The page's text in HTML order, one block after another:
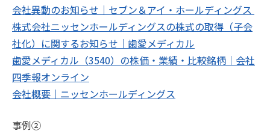
会社異動のお知らせ｜セブン＆アイ・ホールディングス
株式会社ニッセンホールディングスの株式の取得（子会
社化）に関するお知らせ｜歯愛メディカル
歯愛メディカル（3540）の株価・業績・比較銘柄｜会社
四季報オンライン
会社概要｜ニッセンホールディングス
事例②